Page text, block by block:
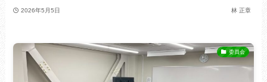
2026年5月5日 林 正章
委員会